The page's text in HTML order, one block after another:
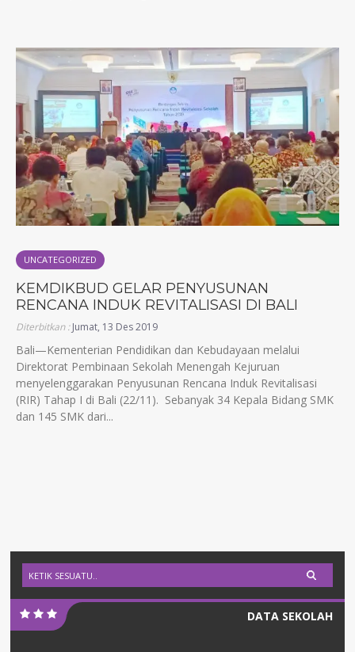
UNCATEGORIZED
KEMDIKBUD GELAR PENYUSUNAN
RENCANA INDUK REVITALISASI DI BALI
Diterbitkan :Jumat, 13 Des 2019
Bali—Kementerian Pendidikan dan Kebudayaan melalui
Direktorat Pembinaan Sekolah Menengah Kejuruan
menyelenggarakan Penyusunan Rencana Induk Revitalisasi
(RIR) Tahap I di Bali (22/11). Sebanyak 34 Kepala Bidang SMK
dan 145 SMK dari...
DATA SEKOLAH